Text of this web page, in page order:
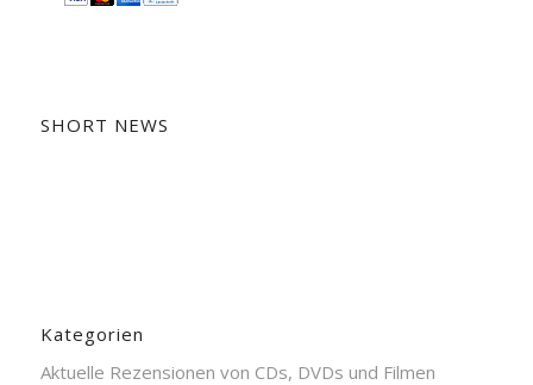
SHORT NEWS
Kategorien
Aktuelle Rezensionen von CDs, DVDs und Filmen